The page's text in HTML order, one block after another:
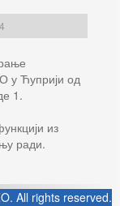
у Ћуприји од
1.
из
ради.
All rights reserved.